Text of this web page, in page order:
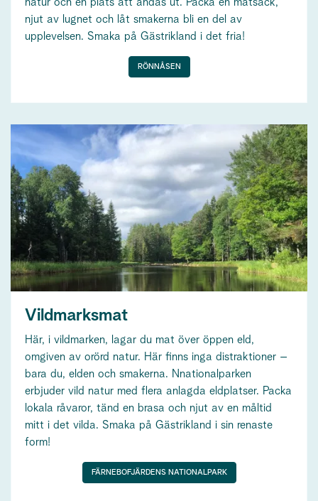
njut av lugnet och låt smakerna bli en del av
upplevelsen. Smaka på Gästrikland i det fria!
RÖNNÅSEN
Vildmarksmat
Här, i vildmarken, lagar du mat över öppen eld,
omgiven av orörd natur. Här finns inga distraktioner –
bara du, elden och smakerna. Nnationalparken
erbjuder vild natur med flera anlagda eldplatser. Packa
lokala råvaror, tänd en brasa och njut av en måltid
mitt i det vilda. Smaka på Gästrikland i sin renaste
form!
FÄRNEBOFJÄRDENS NATIONALPARK